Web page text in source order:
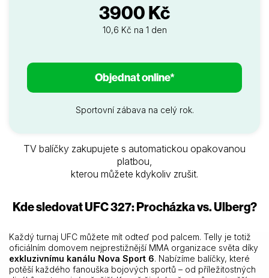
3900 Kč
10,6 Kč na 1 den
Objednat online*
Sportovní zábava na celý rok.
TV balíčky zakupujete s automatickou opakovanou
platbou,
kterou můžete kdykoliv zrušit.
Kde sledovat UFC 327: Procházka vs. Ulberg?
Každý turnaj UFC můžete mít odteď pod palcem. Telly je totiž
oficiálním domovem nejprestižnější MMA organizace světa díky
exkluzivnímu kanálu Nova Sport 6. Nabízíme balíčky, které
potěší každého fanouška bojových sportů – od příležitostných